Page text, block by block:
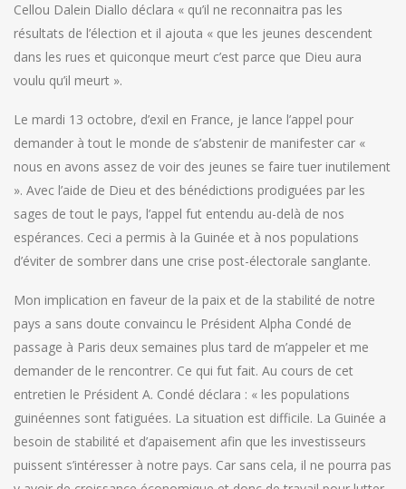
Cellou Dalein Diallo déclara « qu’il ne reconnaitra pas les
résultats de l’élection et il ajouta « que les jeunes descendent
dans les rues et quiconque meurt c’est parce que Dieu aura
voulu qu’il meurt ».
Le mardi 13 octobre, d’exil en France, je lance l’appel pour
demander à tout le monde de s’abstenir de manifester car «
nous en avons assez de voir des jeunes se faire tuer inutilement
». Avec l’aide de Dieu et des bénédictions prodiguées par les
sages de tout le pays, l’appel fut entendu au-delà de nos
espérances. Ceci a permis à la Guinée et à nos populations
d’éviter de sombrer dans une crise post-électorale sanglante.
Mon implication en faveur de la paix et de la stabilité de notre
pays a sans doute convaincu le Président Alpha Condé de
passage à Paris deux semaines plus tard de m’appeler et me
demander de le rencontrer. Ce qui fut fait. Au cours de cet
entretien le Président A. Condé déclara : « les populations
guinéennes sont fatiguées. La situation est difficile. La Guinée a
besoin de stabilité et d’apaisement afin que les investisseurs
puissent s’intéresser à notre pays. Car sans cela, il ne pourra pas